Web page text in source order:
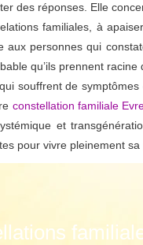
des réponses. Elle
familiales, à
personnes qui
qu’ils prennent racine
souffrent de
constellation familiale
et
pour vivre pleinement sa